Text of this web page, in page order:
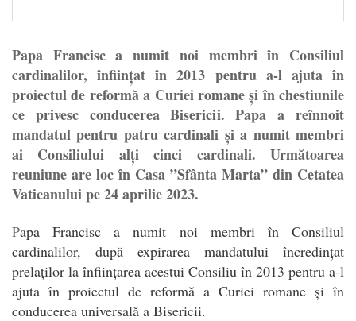
Papa Francisc a numit noi membri în Consiliul
cardinalilor, înființat în 2013 pentru a-l ajuta în
proiectul de reformă a Curiei romane și în chestiunile
ce privesc conducerea Bisericii. Papa a reînnoit
mandatul pentru patru cardinali și a numit membri
ai Consiliului alți cinci cardinali. Următoarea
reuniune are loc în Casa ”Sfânta Marta” din Cetatea
Vaticanului pe 24 aprilie 2023.
Papa Francisc a numit noi membri în Consiliul
cardinalilor, după expirarea mandatului încredințat
prelaților la înființarea acestui Consiliu în 2013 pentru a-l
ajuta în proiectul de reformă a Curiei romane și în
conducerea universală a Bisericii.